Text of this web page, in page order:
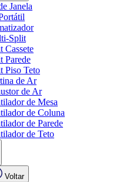
Janela
Split
Cassete
Parede
Piso Teto
de Ar
de Ar
de Mesa
de Coluna
de Parede
de Teto
Voltar